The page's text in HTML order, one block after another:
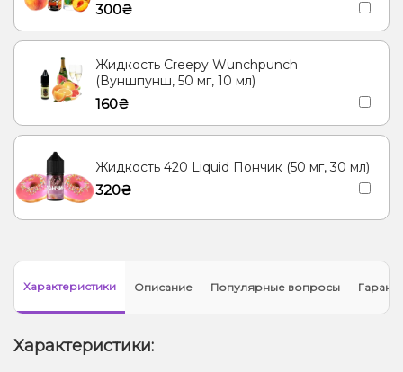
300₴
Жидкость Creepy Wunchpunch
(Вуншпунш, 50 мг, 10 мл)
160₴
Жидкость 420 Liquid Пончик (50 мг, 30 мл)
320₴
Характеристики Описание Популярные вопросы
Характеристики: